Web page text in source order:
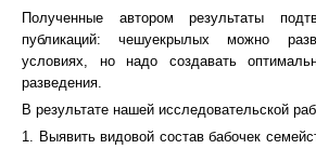
Полученные автором результаты
публикаций: чешуекрылых можно
условиях, но надо создавать
разведения.
В результате нашей исследовательской
1. Выявить видовой состав бабочек